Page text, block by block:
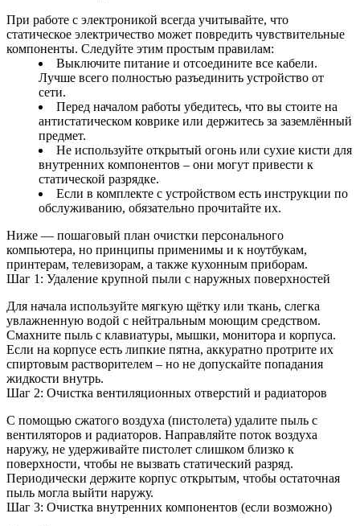
При работе с электроникой всегда учитывайте, что
статическое электричество может повредить чувствительные
компоненты. Следуйте этим простым правилам:
Выключите питание и отсоедините все кабели.
Лучше всего полностью разъединить устройство от
сети.
Перед началом работы убедитесь, что вы стоите на
антистатическом коврике или держитесь за заземлённый
предмет.
Не используйте открытый огонь или сухие кисти для
внутренних компонентов – они могут привести к
статической разрядке.
Если в комплекте с устройством есть инструкции по
обслуживанию, обязательно прочитайте их.
Ниже — пошаговый план очистки персонального
компьютера, но принципы применимы и к ноутбукам,
принтерам, телевизорам, а также кухонным приборам.
Шаг 1: Удаление крупной пыли с наружных поверхностей
Для начала используйте мягкую щётку или ткань, слегка
увлажненную водой с нейтральным моющим средством.
Смахните пыль с клавиатуры, мышки, монитора и корпуса.
Если на корпусе есть липкие пятна, аккуратно протрите их
спиртовым растворителем – но не допускайте попадания
жидкости внутрь.
Шаг 2: Очистка вентиляционных отверстий и радиаторов
С помощью сжатого воздуха (пистолета) удалите пыль с
вентиляторов и радиаторов. Направляйте поток воздуха
наружу, не удерживайте пистолет слишком близко к
поверхности, чтобы не вызвать статический разряд.
Периодически держите корпус открытым, чтобы остаточная
пыль могла выйти наружу.
Шаг 3: Очистка внутренних компонентов (если возможно)